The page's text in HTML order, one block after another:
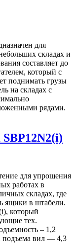
для
складах и
составляет до
который с
поднимать грузы
на складах с
рядами.
для упрощения
работах в
складах, где
ящики в штабели.
который
тех.
– 1,2
подъема вил — 4,3